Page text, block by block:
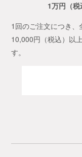
1万円（
1回のご注文につき、
10,000円（税込）以
す。